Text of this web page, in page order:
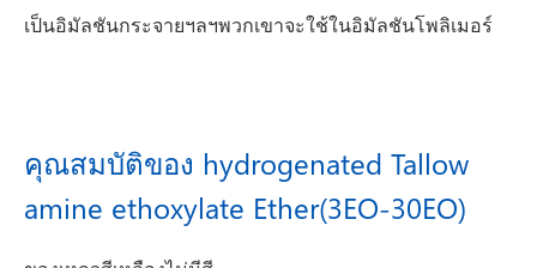
เป็นอิมัลชันกระจายฯลฯพวกเขาจะใช้ในอิมัลชันโพลิเมอร์
คุณสมบัติของ hydrogenated Tallow
amine ethoxylate Ether(3EO-30EO)